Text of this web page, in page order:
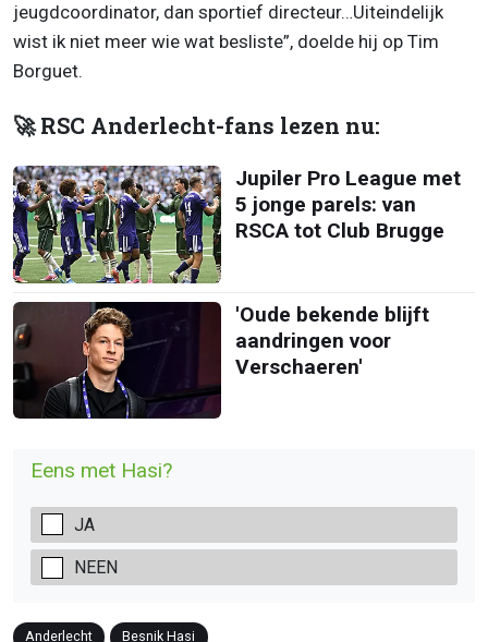
jeugdcoordinator, dan sportief directeur…Uiteindelijk
wist ik niet meer wie wat besliste”, doelde hij op Tim
Borguet.
🚀 RSC Anderlecht-fans lezen nu:
Jupiler Pro League met
5 jonge parels: van
RSCA tot Club Brugge
'Oude bekende blijft
aandringen voor
Verschaeren'
Eens met Hasi?
JA
NEEN
Anderlecht Besnik Hasi